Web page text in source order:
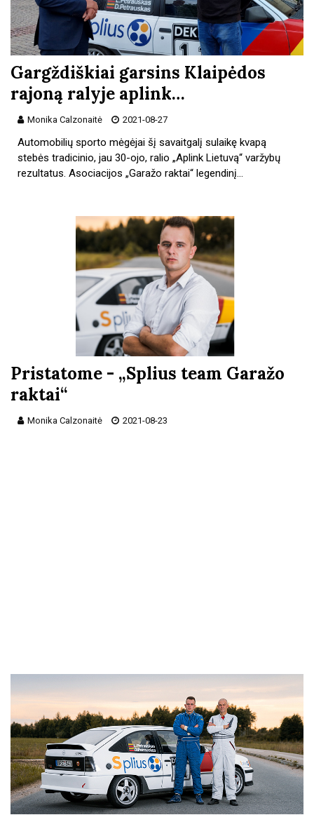
Gargždiškiai garsins Klaipėdos
rajoną ralyje aplink…
Monika Calzonaitė 2021-08-27
Automobilių sporto mėgėjai šį savaitgalį sulaikę kvapą
stebės tradicinio, jau 30-ojo, ralio „Aplink Lietuvą“ varžybų
rezultatus. Asociacijos „Garažo raktai“ legendinį…
Pristatome - „Splius team Garažo
raktai“
Monika Calzonaitė 2021-08-23